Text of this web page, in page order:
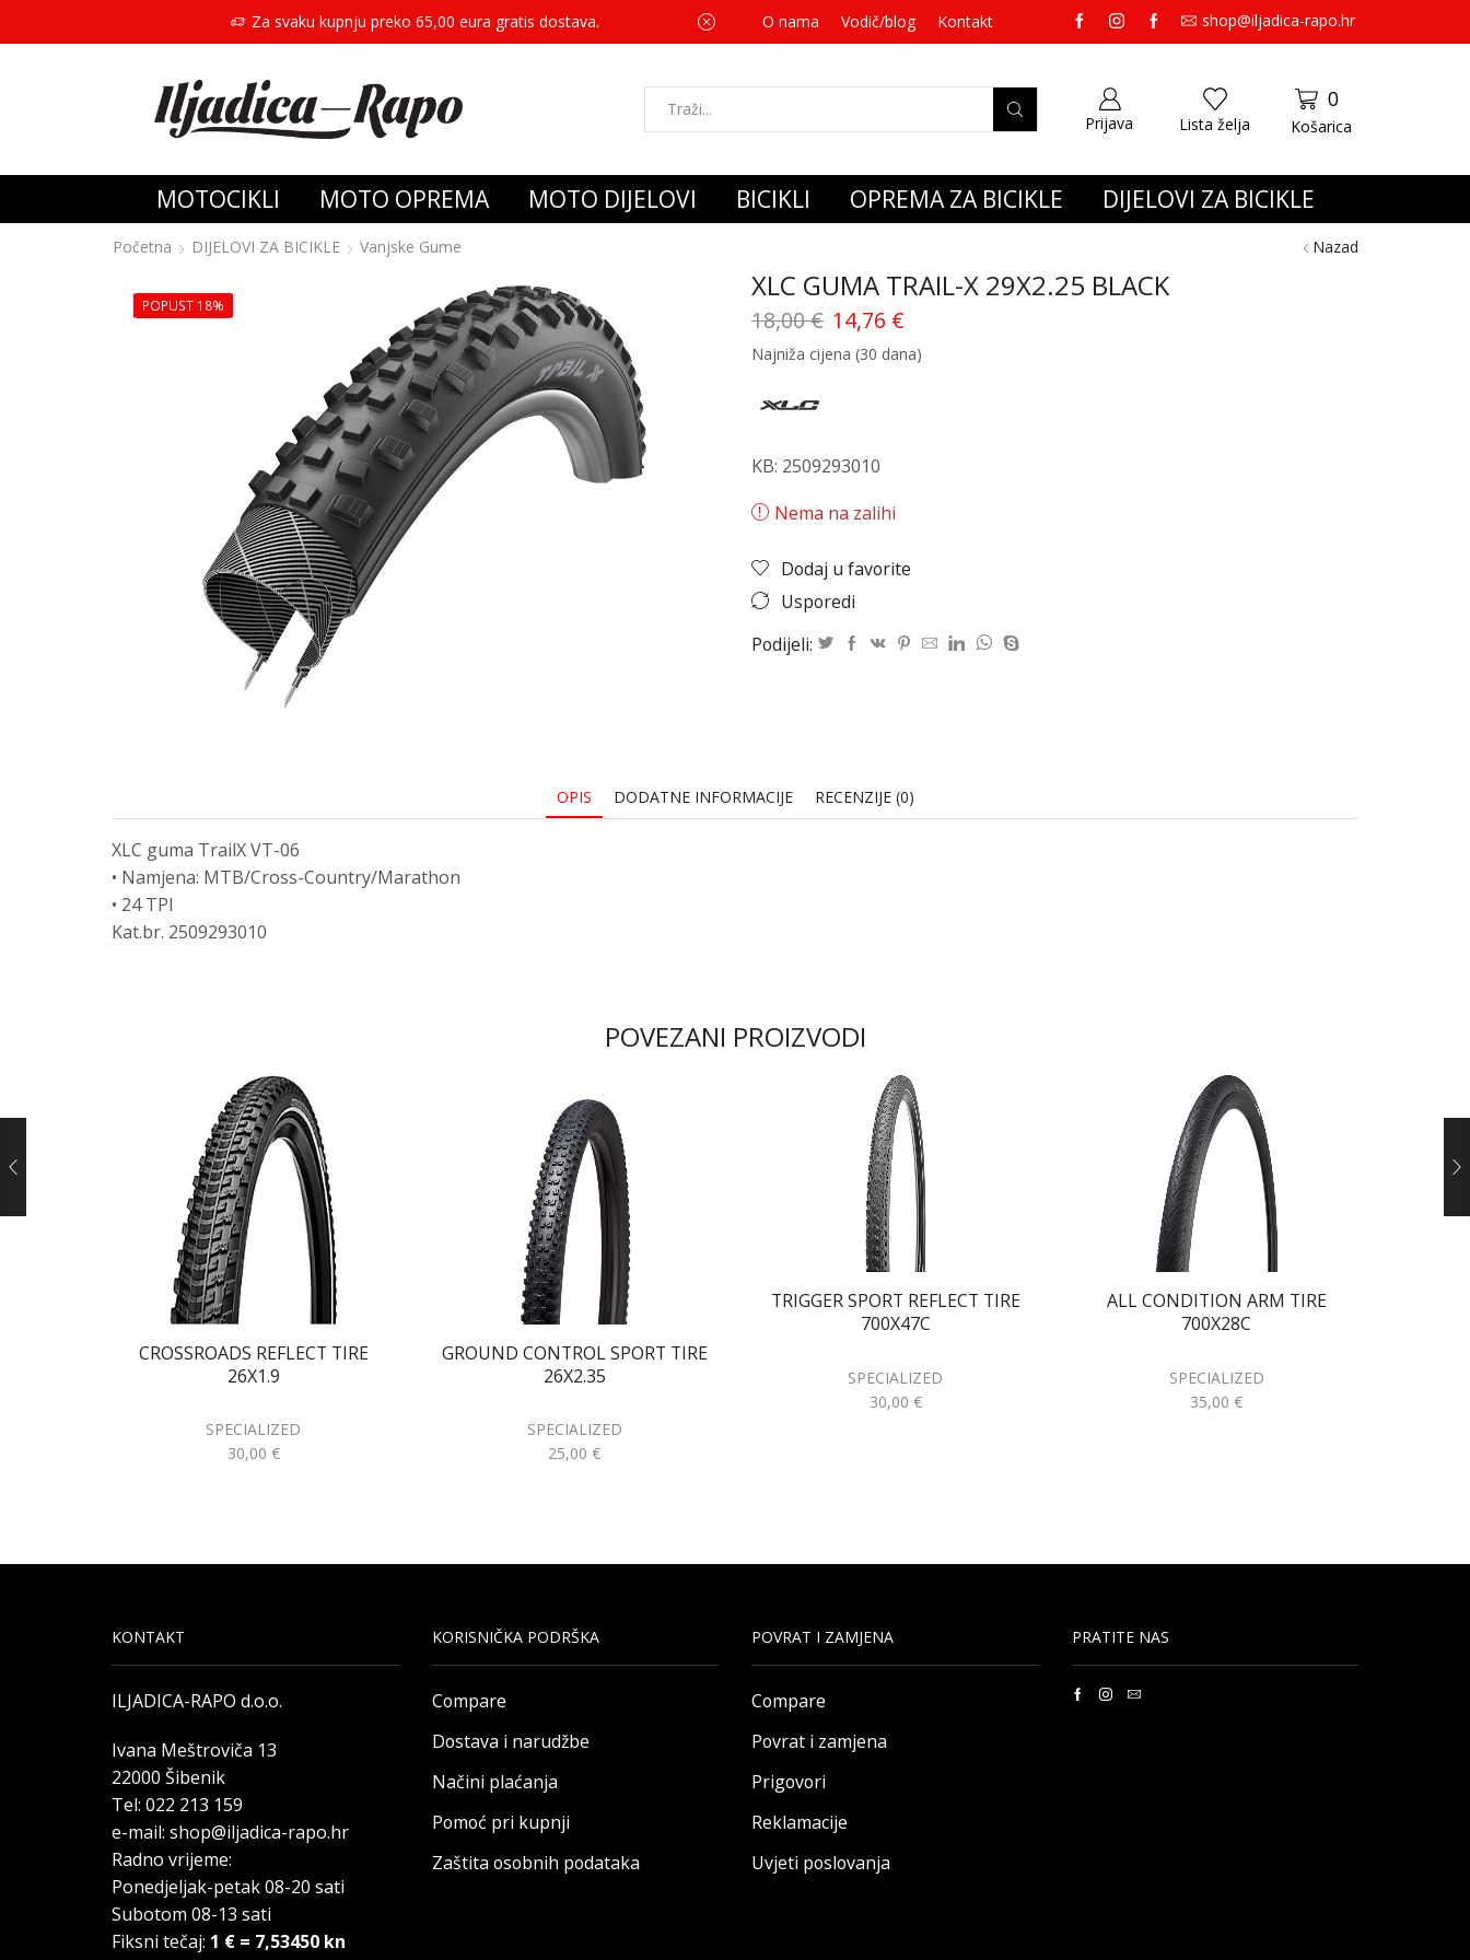
Za svaku kupnju preko 65,00 eura gratis dostava. Za svaku kupnju preko 65,00 eura gratis dostava.
O nama Vodič/blog Kontakt shop@iljadica-rapo.hr
Prijava Lista želja
0
Košarica
MOTOCIKLI MOTO OPREMA MOTO DIJELOVI BICIKLI OPREMA ZA BICIKLE DIJELOVI ZA BICIKLE
Početna DIJELOVI ZA BICIKLE Vanjske Gume Nazad
POPUST 18%
XLC GUMA TRAIL-X 29X2.25 BLACK
18,00€ 14,76 €
Najniža cijena (30 dana)
KB: 2509293010
Nema na zalihi
Dodaj u favorite
Usporedi
Podijeli:
OPIS DODATNE INFORMACIJE RECENZIJE (0)
XLC guma TrailX VT-06
• Namjena: MTB/Cross-Country/Marathon
• 24 TPI
Kat.br. 2509293010
POVEZANI PROIZVODI
CROSSROADS REFLECT TIRE
26X1.9
SPECIALIZED
30,00 €
GROUND CONTROL SPORT TIRE
26X2.35
SPECIALIZED
25,00€
TRIGGER SPORT REFLECT TIRE
700X47C
SPECIALIZED
30,00 €
ALL CONDITION ARM TIRE
700X28C
SPECIALIZED
35,00€
KONTAKT
ILJADICA-RAPO d.o.o.
Ivana Meštroviča 13
22000 Šibenik
Tel: 022 213 159
e-mail: shop@iljadica-rapo.hr
Radno vrijeme:
Ponedjeljak-petak 08-20 sati
Subotom 08-13 sati
Fiksni tečaj: 1 € = 7,53450 kn
KORISNIČKA PODRŠKA
Compare
Dostava i narudžbe
Načini plaćanja
Pomoć pri kupnji
Zaštita osobnih podataka
POVRAT I ZAMJENA
Compare
Povrat i zamjena
Prigovori
Reklamacije
Uvjeti poslovanja
PRATITE NAS